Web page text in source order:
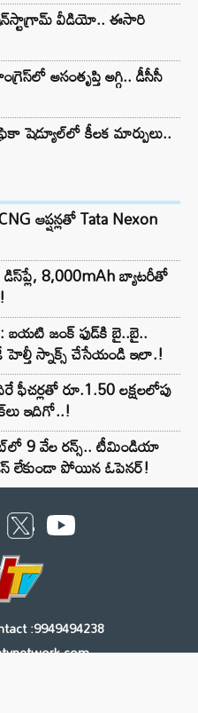
వీడియో.. ఈసారి
అసంతృప్తి అగ్గి.. డీసీసీ
షెడ్యూల్‌లో కీలక మార్పులు..
ఆప్షన్లతో Tata Nexon
8,000mAh బ్యాటరీతో
బయటి జంక్ ఫుడ్‌కి బై..బై..
హెల్తీ స్నాక్స్ చేసేయండి ఇలా.!
ఫీచర్లతో రూ.1.50 లక్షలలోపు
ఇదిగో..!
9 వేల రన్స్.. టీమిండియా
లేకుండా పోయిన ఓపెనర్!
:9949494238